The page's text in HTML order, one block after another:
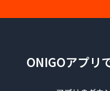
ONIGOアプリ